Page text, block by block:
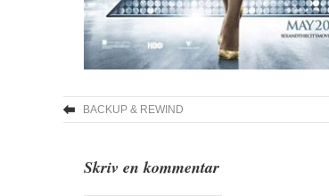
BACKUP & REWIND
Skriv en kommentar